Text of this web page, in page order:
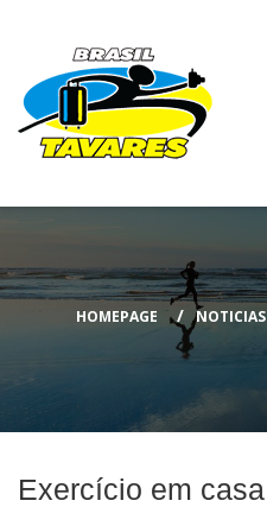
HOMEPAGE NOTICIAS
Exercício em casa